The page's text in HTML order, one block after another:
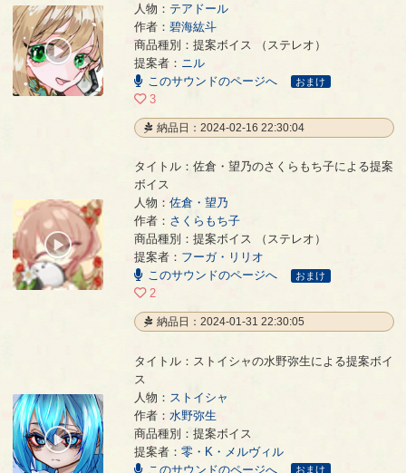
テアドールの碧海紘斗による提案ボイス
人物： テアドール
作者： 碧海紘斗
商品種別：提案ボイス （ステレオ）
提案者： ニル
このサウンドのページへ
おまけ
3
納品日：2024-02-16 22:30:04
佐倉・望乃のさくらもち子による提案ボイス
タイトル：佐倉・望乃のさくらもち子による提案
ボイス
人物： 佐倉・望乃
作者： さくらもち子
商品種別：提案ボイス （ステレオ）
提案者： フーガ・リリオ
このサウンドのページへ
おまけ
2
納品日：2024-01-31 22:30:05
ストイシャの水野弥生による提案ボイス
タイトル：ストイシャの水野弥生による提案ボイ
ス
人物： ストイシャ
作者： 水野弥生
商品種別：提案ボイス
提案者： 零・K・メルヴィル
このサウンドのページへ
おまけ